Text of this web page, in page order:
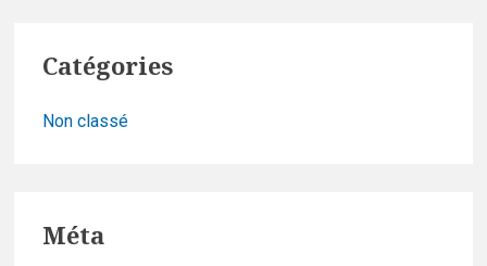
Catégories
Non classé
Méta